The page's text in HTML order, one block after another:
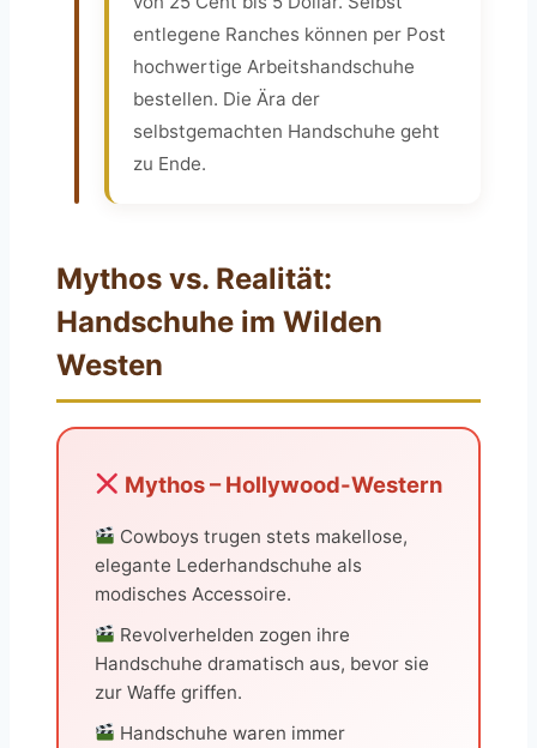
entlegene Ranches können per Post
hochwertige Arbeitshandschuhe
bestellen. Die Ära der
selbstgemachten Handschuhe geht
zu Ende.
Mythos vs. Realität:
Handschuhe im Wilden
Westen
Mythos – Hollywood-Western
Cowboys trugen stets makellose,
elegante Lederhandschuhe als
modisches Accessoire.
Revolverhelden zogen ihre
Handschuhe dramatisch aus, bevor sie
zur Waffe griffen.
Handschuhe waren immer